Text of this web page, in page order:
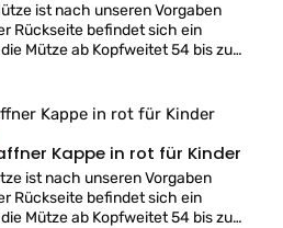
ist nach unseren Vorgaben
Rückseite befindet sich ein
Mütze ab Kopfweitet 54 bis zu
auf der Vorderseite. .
Eisenbahn Kappe in rot gibt es
Trillerpfeife aus Metall.
Kappe in rot für Kinder
ist nach unseren Vorgaben
Rückseite befindet sich ein
Mütze ab Kopfweitet 54 bis zu